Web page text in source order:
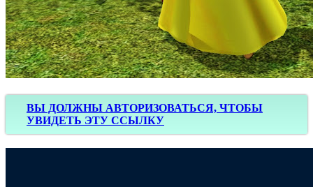
ВЫ ДОЛЖНЫ АВТОРИЗОВАТЬСЯ, ЧТОБЫ
УВИДЕТЬ ЭТУ ССЫЛКУ